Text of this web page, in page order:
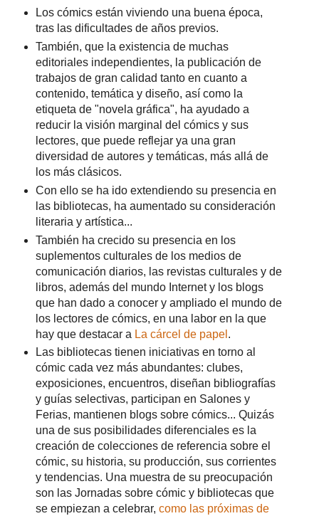
Los cómics están viviendo una buena época,
tras las dificultades de años previos.
También, que la existencia de muchas
editoriales independientes, la publicación de
trabajos de gran calidad tanto en cuanto a
contenido, temática y diseño, así como la
etiqueta de "novela gráfica", ha ayudado a
reducir la visión marginal del cómics y sus
lectores, que puede reflejar ya una gran
diversidad de autores y temáticas, más allá de
los más clásicos.
Con ello se ha ido extendiendo su presencia en
las bibliotecas, ha aumentado su consideración
literaria y artística...
También ha crecido su presencia en los
suplementos culturales de los medios de
comunicación diarios, las revistas culturales y de
libros, además del mundo Internet y los blogs
que han dado a conocer y ampliado el mundo de
los lectores de cómics, en una labor en la que
hay que destacar a La cárcel de papel .
Las bibliotecas tienen iniciativas en torno al
cómic cada vez más abundantes: clubes,
exposiciones, encuentros, diseñan bibliografías
y guías selectivas, participan en Salones y
Ferias, mantienen blogs sobre cómics... Quizás
una de sus posibilidades diferenciales es la
creación de colecciones de referencia sobre el
cómic, su historia, su producción, sus corrientes
y tendencias. Una muestra de su preocupación
son las Jornadas sobre cómic y bibliotecas que
se empiezan a celebrar, como las próximas de